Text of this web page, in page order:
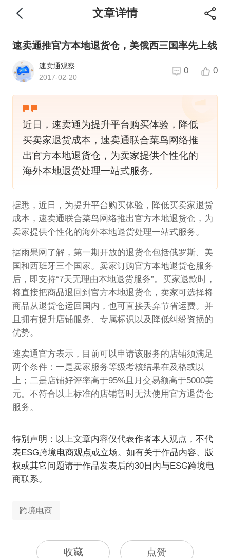
文章详情
速卖通推官方本地退货仓，美俄西三国率先上线
速卖通观察
2017-02-20
0 0
近日，速卖通为提升平台购买体验，降低
买卖家退货成本，速卖通联合菜鸟网络推
出官方本地退货仓，为卖家提供个性化的
海外本地退货处理一站式服务。
据悉，近日，为提升平台购买体验，降低买卖家退货
成本，速卖通联合菜鸟网络推出官方本地退货仓，为
卖家提供个性化的海外本地退货处理一站式服务。
据雨果网了解，第一期开放的退货仓包括俄罗斯、美
国和西班牙三个国家。卖家订购官方本地退货仓服务
后，即支持“7天无理由本地退货服务”。买家退款时，
将直接把商品退回到官方本地退货仓，卖家可选择将
商品从退货仓运回国内，也可直接丢弃节省运费。并
且拥有提升店铺服务、专属标识以及降低纠纷资损的
优势。
速卖通官方表示，目前可以申请该服务的店铺须满足
两个条件：一是卖家服务等级考核结果在及格或以
上；二是店铺好评率高于95%且月交易额高于5000美
元。不符合以上标准的店铺暂时无法使用官方退货仓
服务。
特别声明：以上文章内容仅代表作者本人观点，不代
表ESG跨境电商观点或立场。如有关于作品内容、版
权或其它问题请于作品发表后的30日内与ESG跨境电
商联系。
跨境电商
收藏 点赞